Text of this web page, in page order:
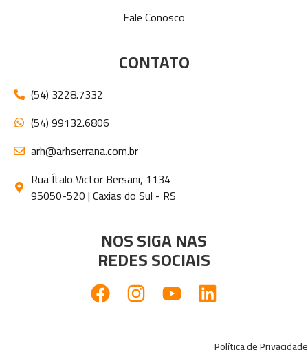
Fale Conosco
CONTATO
(54) 3228.7332
(54) 99132.6806
arh@arhserrana.com.br
Rua Ítalo Victor Bersani, 1134
95050-520 | Caxias do Sul - RS
NOS SIGA NAS
REDES SOCIAIS
Política de Privacidade